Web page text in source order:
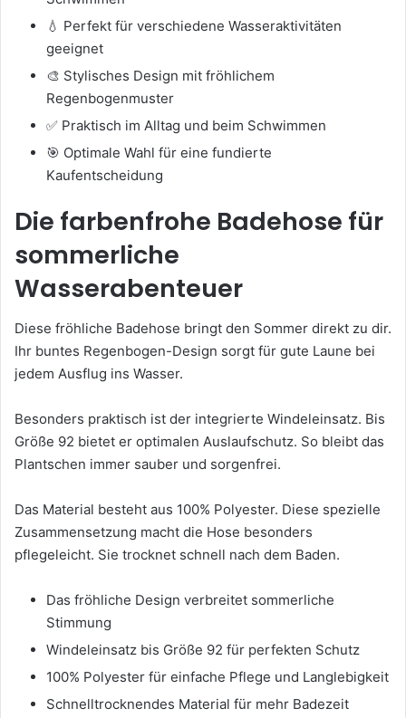
💧 Perfekt für verschiedene Wasseraktivitäten
geeignet
🎨 Stylisches Design mit fröhlichem
Regenbogenmuster
✅ Praktisch im Alltag und beim Schwimmen
🎯 Optimale Wahl für eine fundierte
Kaufentscheidung
Die farbenfrohe Badehose für
sommerliche
Wasserabenteuer
Diese fröhliche Badehose bringt den Sommer direkt zu dir.
Ihr buntes Regenbogen-Design sorgt für gute Laune bei
jedem Ausflug ins Wasser.
Besonders praktisch ist der integrierte Windeleinsatz. Bis
Größe 92 bietet er optimalen Auslaufschutz. So bleibt das
Plantschen immer sauber und sorgenfrei.
Das Material besteht aus 100% Polyester. Diese spezielle
Zusammensetzung macht die Hose besonders
pflegeleicht. Sie trocknet schnell nach dem Baden.
Das fröhliche Design verbreitet sommerliche
Stimmung
Windeleinsatz bis Größe 92 für perfekten Schutz
100% Polyester für einfache Pflege und Langlebigkeit
Schnelltrocknendes Material für mehr Badezeit